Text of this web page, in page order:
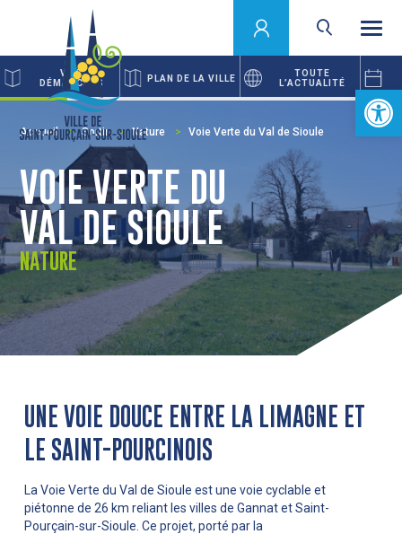
Ouvrir
VOS
DÉMARCHES
PLAN DE LA VILLE
TOUTE
L’ACTUALITÉ
Accueil Sortir Nature Voie Verte du Val de Sioule
VOIE VERTE DU
VAL DE SIOULE
NATURE
UNE VOIE DOUCE ENTRE LA LIMAGNE ET
LE SAINT-POURCINOIS
La Voie Verte du Val de Sioule est une voie cyclable et
piétonne de 26 km reliant les villes de Gannat et Saint-
Pourçain-sur-Sioule. Ce projet, porté par la